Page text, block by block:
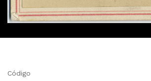
Código